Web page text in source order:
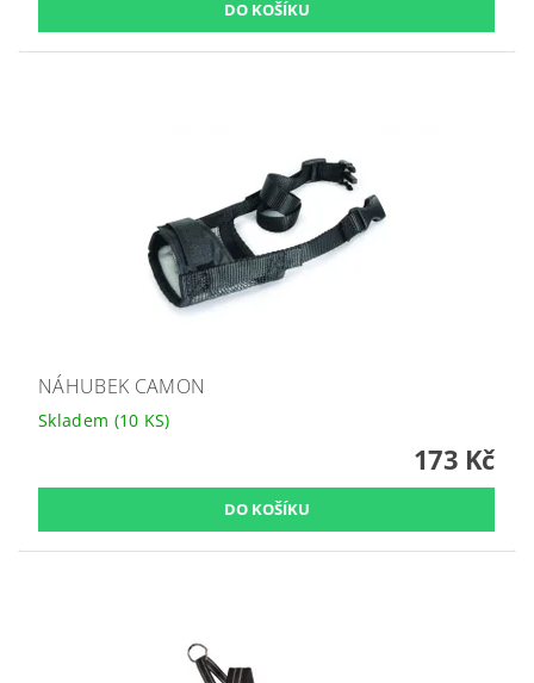
NÁHUBEK CAMON
Skladem (10 KS)
173 Kč